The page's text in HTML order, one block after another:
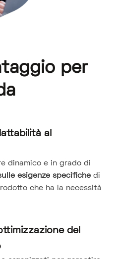
per
al
dinamico e in grado di
esigenze specifiche di
che ha la necessità
del